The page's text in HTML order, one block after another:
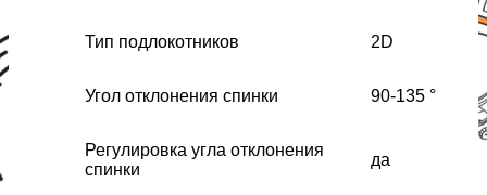
Тип подлокотников 2D
Угол отклонения спинки 90-135 °
Регулировка угла отклонения
спинки
да